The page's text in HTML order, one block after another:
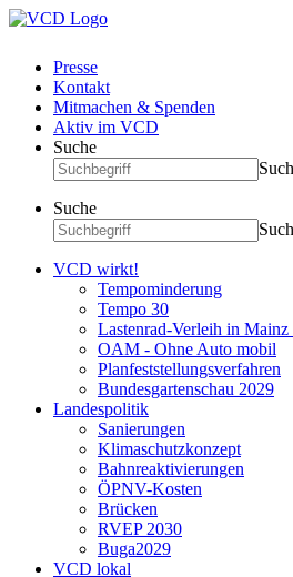
Presse
Kontakt
Mitmachen & Spenden
Aktiv im VCD
Suche
Suche
VCD wirkt!
Tempominderung
Tempo 30
Lastenrad-Verleih in
OAM - Ohne Auto mobil
Planfeststellungsverfahren
Bundesgartenschau 2029
Landespolitik
Sanierungen
Klimaschutzkonzept
Bahnreaktivierungen
ÖPNV-Kosten
Brücken
RVEP 2030
Buga2029
VCD lokal